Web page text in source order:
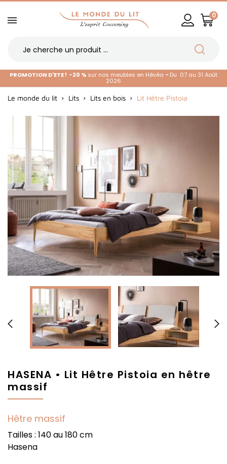
0
PROMOTION D'ETE ! -20 % sur nos meubles en Hévéa - Du 07 au 31 Août
2026
Le monde du lit Lits Lits en bois Lit Hêtre Pistoia
 
HASENA • Lit Hêtre Pistoia en hêtre
massif
Hêtre massif
Tailles : 140 au 180 cm
Hasena